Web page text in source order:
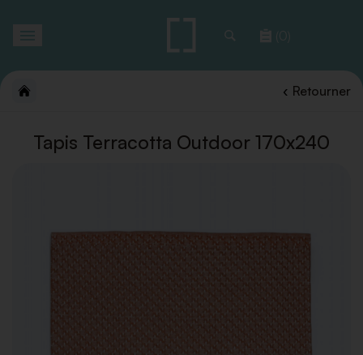
(0)
Retourner
Tapis Terracotta Outdoor 170x240